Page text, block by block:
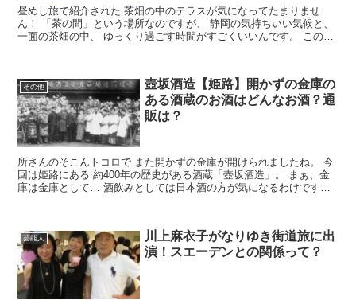
昼めし旅で紹介された 茶畑の中のテラスが気になってたまりませ
ん！ 「茶の間」という場所なのですが、 静岡の気持ちいい気候と、
一面の茶畑の中、 ゆっくり過ごす時間がすごくいいんです。 この
その他
壺坂酒造【姫路】開かずの金庫の
ある酒蔵のお酒はどんなお酒？通
販は？
所さんのそこんトコロで また開かずの金庫が開けられましたね。 今
回は姫路にある 約400年の歴史がある酒蔵「壺坂酒造」。 まぁ、金
庫は金庫として… 酒飲みとしては日本酒の方が気になるわけです。
芸能人
川上麻衣子がなりゆき街道旅に出
演！スエーデンとの関係って？